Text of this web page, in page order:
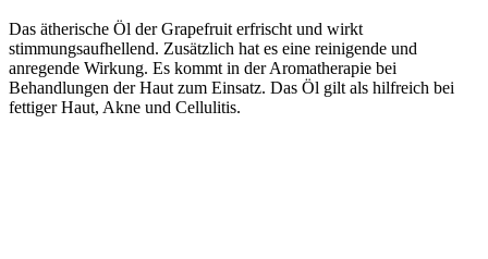
Das ätherische Öl der Grapefruit erfrischt und wirkt
stimmungsaufhellend. Zusätzlich hat es eine reinigende und
anregende Wirkung. Es kommt in der Aromatherapie bei
Behandlungen der Haut zum Einsatz. Das Öl gilt als hilfreich bei
fettiger Haut, Akne und Cellulitis.